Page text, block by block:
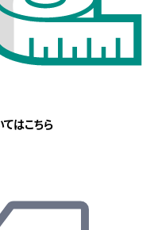
はこちら